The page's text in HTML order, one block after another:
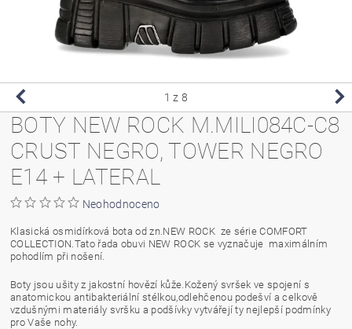
1 z 8
BOTY NEW ROCK M.MILI084C-C8
CRUST NEGRO, TOWER NEGRO
E14 + LATERAL
Neohodnoceno
Klasická osmidírková bota od zn.NEW ROCK ze série COMFORT
COLLECTION.Tato řada obuvi NEW ROCK se vyznačuje maximálním
pohodlím při nošení.
Boty jsou ušity z jakostní hovězí kůže.Kožený svršek ve spojení s
anatomickou antibakteriální stélkou,odlehčenou podešví a celkově
vzdušnými materiály svršku a podšívky vytvářejí ty nejlepší podmínky
pro Vaše nohy.